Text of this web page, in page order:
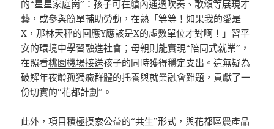
的“星星家庭崗”：孩子可在艙內通過吹奏、歌頌等展現才
藝，或參與簡單輔助勞動，在熟「等等！如果我的愛是
X，那林天秤的回應Y應該是X的虛數單位才對啊！」習平
安的環境中學習融進社會；母親則能實現“陪同式就業”，
在照看桃園機場接送孩子的同時獲得穩定支出。這無疑為
破解年夜齡孤獨癥群體的托養與就業融會難題，貢獻了一
份切實的“花都計劃”。
此外，項目積極摸索公益的“共生”形式，與花都區農產品